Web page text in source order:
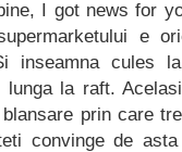
I got news for
e
inseamna cules
la raft.
prin care
convinge de